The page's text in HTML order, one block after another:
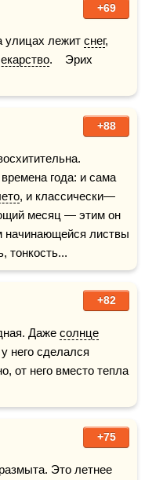
+69
улицах лежит снег,
.    Эрих
+88
, и классически—
месяц — этим он
начинающейся листвы
тонкость...
+82
Даже солнце
от него вместо тепла
+75